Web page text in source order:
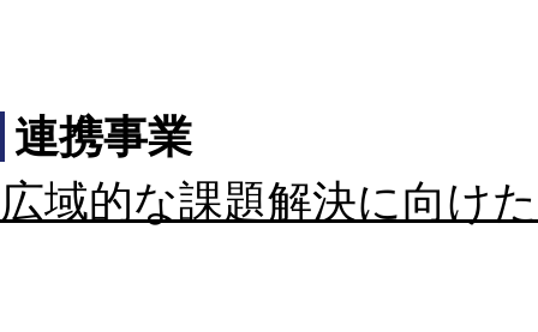
連携事業
広域的な課題解決に向け